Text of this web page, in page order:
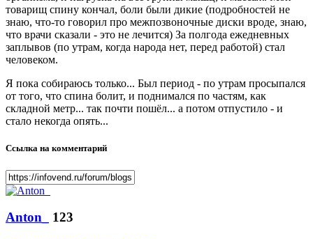
товарищ спину кончал, боли были дикие (подробностей не
знаю, что-то говорил про межпозвоночные диски вроде, знаю,
что врачи сказали - это не лечится) За полгода ежедневных
заплывов (по утрам, когда народа нет, перед работой) стал
человеком.
Я пока собираюсь только... Был период - по утрам просыпался
от того, что спина болит, и поднимался по частям, как
складной метр... так почти пошёл... а потом отпустило - и
стало некогда опять...
Ссылка на комментарий
Anton_ 123